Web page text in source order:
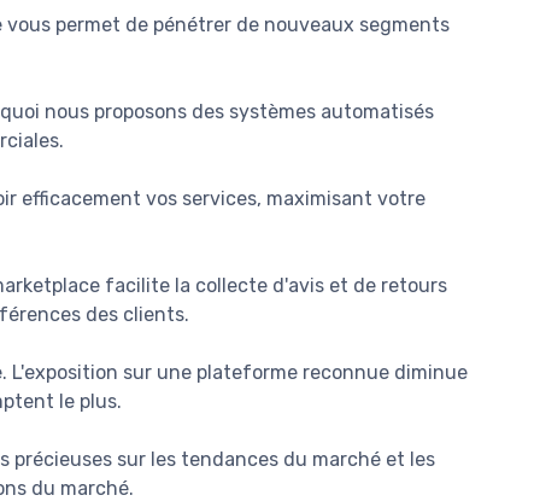
permet de pénétrer de nouveaux segments
nous proposons des systèmes automatisés
efficacement vos services, maximisant votre
facilite la collecte d'avis et de retours
des clients.
sur une plateforme reconnue diminue
le plus.
sur les tendances du marché et les
du marché.